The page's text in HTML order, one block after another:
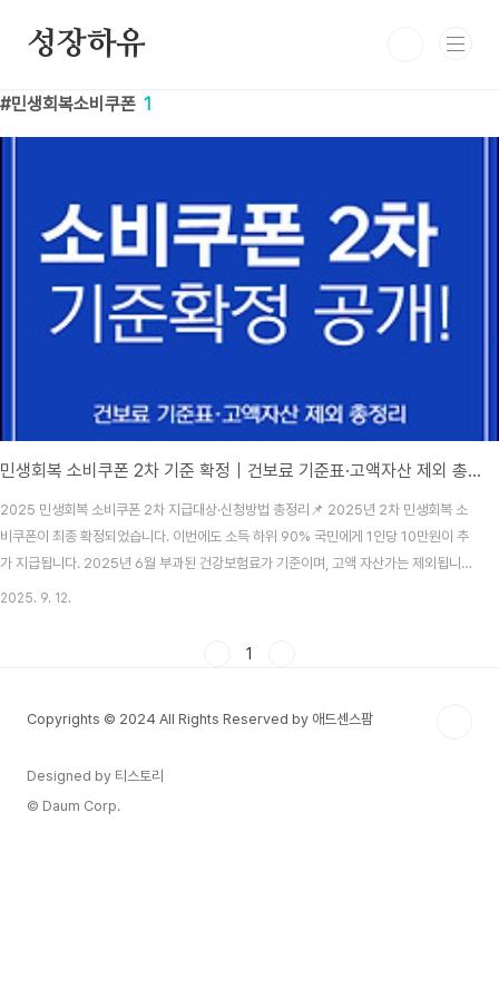
성장하유
민생회복소비쿠폰 1
민생회복 소비쿠폰 2차 기준 확정｜건보료 기준표·고액자산 제외 총정리
2025 민생회복 소비쿠폰 2차 지급대상·신청방법 총정리📌 2025년 2차 민생회복 소
비쿠폰이 최종 확정되었습니다. 이번에도 소득 하위 90% 국민에게 1인당 10만원이 추
가 지급됩니다. 2025년 6월 부과된 건강보험료가 기준이며, 고액 자산가는 제외됩니
다. 💡 지급 대상 기준 (하위 90%)✔️ 2025년 6월 고지된 ‘본인부담 건강보험료’ 합산
2025. 9. 12.
1
Copyrights © 2024 All Rights Reserved by 애드센스팜
Designed by 티스토리
© Daum Corp.